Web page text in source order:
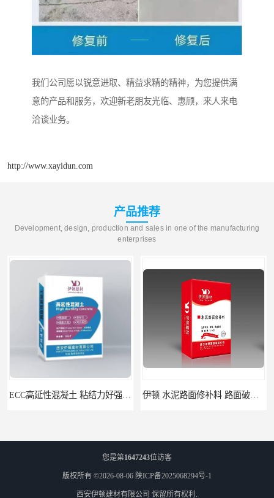
我们公司愿以锐意进取、精益求精的精神，为您提供满
意的产品和服务，欢迎新老朋友光临、惠顾，来人来电
洽谈业务。
http://www.xayidun.com
产品推荐
Development, design, production and sales in one of the manufacturing
enterprises
您是第1647243位访客
版权所有 ©2026-08-06 陕ICP备2025068294号-1
西安伊顿建材有限公司 保留所有权利.